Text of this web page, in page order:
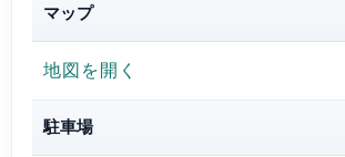
マップ
地図を開く
駐車場